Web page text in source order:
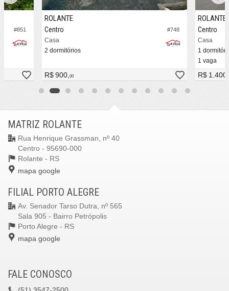
#851 #748
ROLANTE
Centro
Casa
2 dormitórios
R$ 900, 00
ROLANTE
Centro
Casa
1
1 vaga
R$ 1.400,
MATRIZ ROLANTE
Rua Henrique Grassman, nº 40
Centro - 95690-000
Rolante - RS
mapa google
FILIAL PORTO ALEGRE
Av. Senador Tarso Dutra, nº 565
Sala 905 - Bairro Petrópolis
Porto Alegre - RS
mapa google
FALE CONOSCO